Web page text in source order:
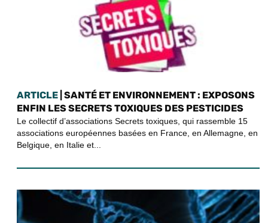
ARTICLE | SANTÉ ET ENVIRONNEMENT : EXPOSONS
ENFIN LES SECRETS TOXIQUES DES PESTICIDES
Le collectif d’associations Secrets toxiques, qui rassemble 15
associations européennes basées en France, en Allemagne, en
Belgique, en Italie et...